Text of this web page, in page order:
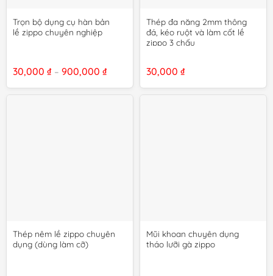
Trọn bộ dụng cụ hàn bản
lề zippo chuyên nghiệp
30,000 ₫ – 900,000 ₫Khoảng
từ
Thép đa năng 2mm thông
đá, kéo ruột và làm cốt lề
zippo 3 chấu
30,000 ₫
Thép nêm lề zippo chuyên
dụng (dùng làm cỡ)
Mũi khoan chuyên dụng
tháo lưỡi gà zippo